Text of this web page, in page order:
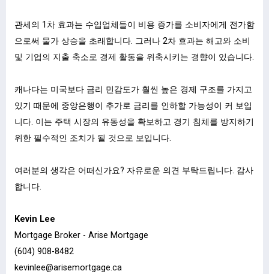
관세의 1차 효과는 수입업체들이 비용 증가를 소비자에게 전가함
으로써 물가 상승을 초래합니다. 그러나 2차 효과는 해고와 소비
및 기업의 지출 축소로 경제 활동을 위축시키는 경향이 있습니다.
캐나다는 미국보다 금리 민감도가 훨씬 높은 경제 구조를 가지고
있기 때문에 중앙은행이 추가로 금리를 인하할 가능성이 커 보입
니다. 이는 주택 시장의 유동성을 확보하고 경기 침체를 방지하기
위한 필수적인 조치가 될 것으로 보입니다.
여러분의 생각은 어떠신가요? 자유로운 의견 부탁드립니다. 감사
합니다.
Kevin Lee
Mortgage Broker - Arise Mortgage
(604) 908-8482
kevinlee@arisemortgage.ca